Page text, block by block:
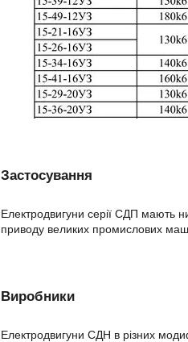
Застосування
Електродвигуни серії СДП мають
приводу великих промислових
Виробники
Електродвигуни СДН в різних